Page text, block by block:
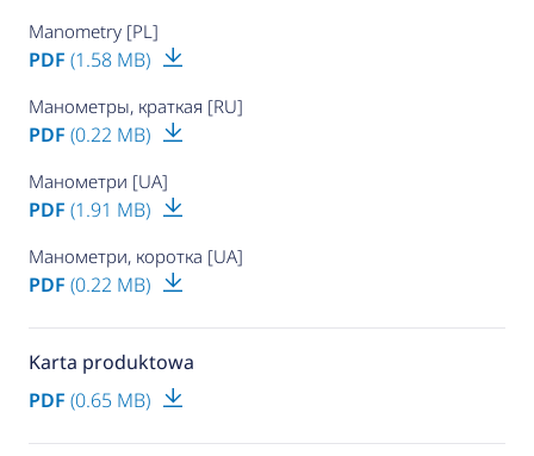
Manometry [PL]
PDF (1.58 MB)
Манометры, краткая [RU]
PDF (0.22 MB)
Манометри [UA]
PDF (1.91 MB)
Манометри, коротка [UA]
PDF (0.22 MB)
Karta produktowa
PDF (0.65 MB)